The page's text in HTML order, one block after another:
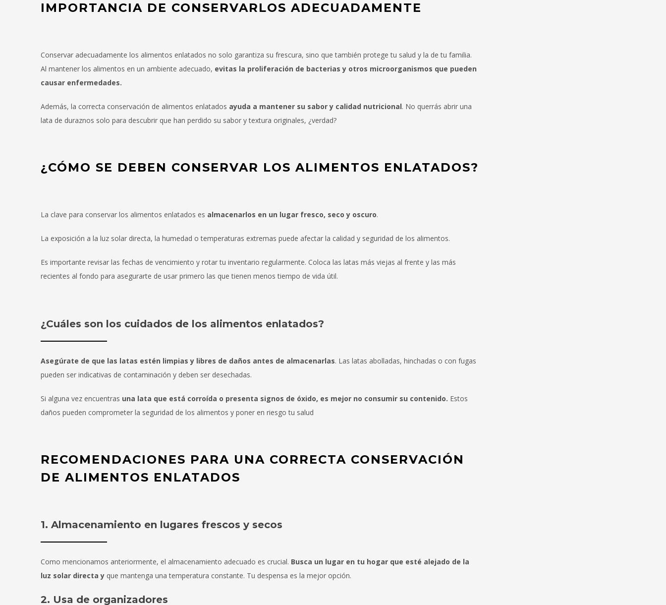
IMPORTANCIA DE CONSERVARLOS ADECUADAMENTE
Conservar adecuadamente los alimentos enlatados no solo garantiza su frescura, sino que también protege tu salud y la de tu familia.
Al mantener los alimentos en un ambiente adecuado, evitas la proliferación de bacterias y otros microorganismos que pueden
causar enfermedades.
Además, la correcta conservación de alimentos enlatados ayuda a mantener su sabor y calidad nutricional. No querrás abrir una
lata de duraznos solo para descubrir que han perdido su sabor y textura originales, ¿verdad?
¿CÓMO SE DEBEN CONSERVAR LOS ALIMENTOS ENLATADOS?
La clave para conservar los alimentos enlatados es almacenarlos en un lugar fresco, seco y oscuro.
La exposición a la luz solar directa, la humedad o temperaturas extremas puede afectar la calidad y seguridad de los alimentos.
Es importante revisar las fechas de vencimiento y rotar tu inventario regularmente. Coloca las latas más viejas al frente y las más
recientes al fondo para asegurarte de usar primero las que tienen menos tiempo de vida útil.
¿Cuáles son los cuidados de los alimentos enlatados?
Asegúrate de que las latas estén limpias y libres de daños antes de almacenarlas. Las latas abolladas, hinchadas o con fugas
pueden ser indicativas de contaminación y deben ser desechadas.
Si alguna vez encuentras una lata que está corroída o presenta signos de óxido, es mejor no consumir su contenido. Estos
daños pueden comprometer la seguridad de los alimentos y poner en riesgo tu salud
RECOMENDACIONES PARA UNA CORRECTA CONSERVACIÓN
DE ALIMENTOS ENLATADOS
1. Almacenamiento en lugares frescos y secos
Como mencionamos anteriormente, el almacenamiento adecuado es crucial. Busca un lugar en tu hogar que esté alejado de la
luz solar directa y que mantenga una temperatura constante. Tu despensa es la mejor opción.
2. Usa de organizadores